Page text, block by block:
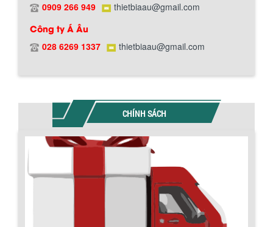
0909 266 949 thietbiaau@gmail.com
Công ty Á Âu
028 6269 1337 thietbiaau@gmail.com
CHÍNH SÁCH
Chính sách bảo hành
BỒN CHỨA GIẢI NHIỆT SƠN, MỰC IN
tạo gồm 2 lớp inox và được dùng để
làm giảm nhiệt độ của nguyên...
MÁY TRỘN BỘT KHÔ 500KG